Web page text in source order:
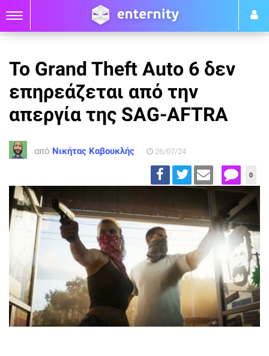
To Grand Theft Auto 6 δεν
επηρεάζεται από την
απεργία της SAG-AFTRA
από Νικήτας Καβουκλής 26/07/24
0